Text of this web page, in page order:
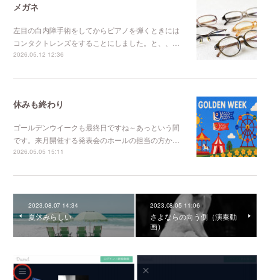
メガネ
左目の白内障手術をしてからピアノを弾くときには
コンタクトレンズをすることにしました。と、、…
2026.05.12 12:36
休みも終わり
ゴールデンウイークも最終日ですね～あっという間
です。来月開催する発表会のホールの担当の方か…
2026.05.05 15:11
2023.08.07 14:34
夏休みらしい
2023.08.05 11:06
さよならの向う側（演奏動
画）